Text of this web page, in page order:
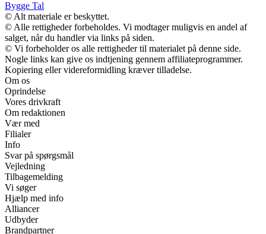
Bygge Tal
© Alt materiale er beskyttet.
© Alle rettigheder forbeholdes. Vi modtager muligvis en andel af
salget, når du handler via links på siden.
© Vi forbeholder os alle rettigheder til materialet på denne side.
Nogle links kan give os indtjening gennem affiliateprogrammer.
Kopiering eller videreformidling kræver tilladelse.
Om os
Oprindelse
Vores drivkraft
Om redaktionen
Vær med
Filialer
Info
Svar på spørgsmål
Vejledning
Tilbagemelding
Vi søger
Hjælp med info
Alliancer
Udbyder
Brandpartner